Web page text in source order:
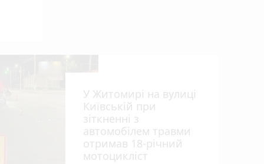
У Житомирі на вулиці
Київській при
зіткненні з
автомобілем травми
отримав 18-річний
мотоцикліст